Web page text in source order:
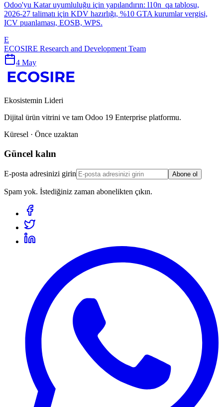
Odoo'yu Katar uyumluluğu için yapılandırın: l10n_qa tablosu,
2026-27 talimatı için KDV hazırlığı, %10 GTA kurumlar vergisi,
ICV puanlaması, EOSB, WPS.
E
ECOSIRE Research and Development Team
4 May
Ekosistemin Lideri
Dijital ürün vitrini ve tam Odoo 19 Enterprise platformu.
Küresel · Önce uzaktan
Güncel kalın
E-posta adresinizi girin Abone ol
Spam yok. İstediğiniz zaman abonelikten çıkın.